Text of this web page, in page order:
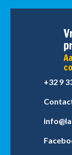
+32 9